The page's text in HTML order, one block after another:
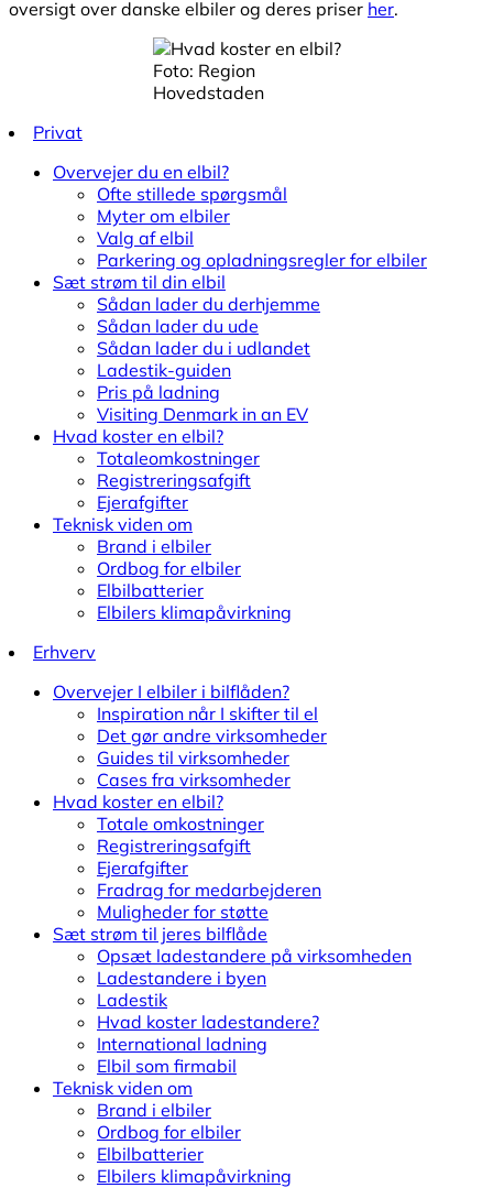
oversigt over danske elbiler og deres priser her.
Foto: Region
Hovedstaden
Privat
Overvejer du en elbil?
Ofte stillede spørgsmål
Myter om elbiler
Valg af elbil
Parkering og opladningsregler for elbiler
Sæt strøm til din elbil
Sådan lader du derhjemme
Sådan lader du ude
Sådan lader du i udlandet
Ladestik-guiden
Pris på ladning
Visiting Denmark in an EV
Hvad koster en elbil?
Totaleomkostninger
Registreringsafgift
Ejerafgifter
Teknisk viden om
Brand i elbiler
Ordbog for elbiler
Elbilbatterier
Elbilers klimapåvirkning
Erhverv
Overvejer I elbiler i bilflåden?
Inspiration når I skifter til el
Det gør andre virksomheder
Guides til virksomheder
Cases fra virksomheder
Hvad koster en elbil?
Totale omkostninger
Registreringsafgift
Ejerafgifter
Fradrag for medarbejderen
Muligheder for støtte
Sæt strøm til jeres bilflåde
Opsæt ladestandere på virksomheden
Ladestandere i byen
Ladestik
Hvad koster ladestandere?
International ladning
Elbil som firmabil
Teknisk viden om
Brand i elbiler
Ordbog for elbiler
Elbilbatterier
Elbilers klimapåvirkning